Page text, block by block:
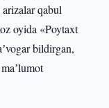
qabul
oyida «Poytaxt
bildirgan,